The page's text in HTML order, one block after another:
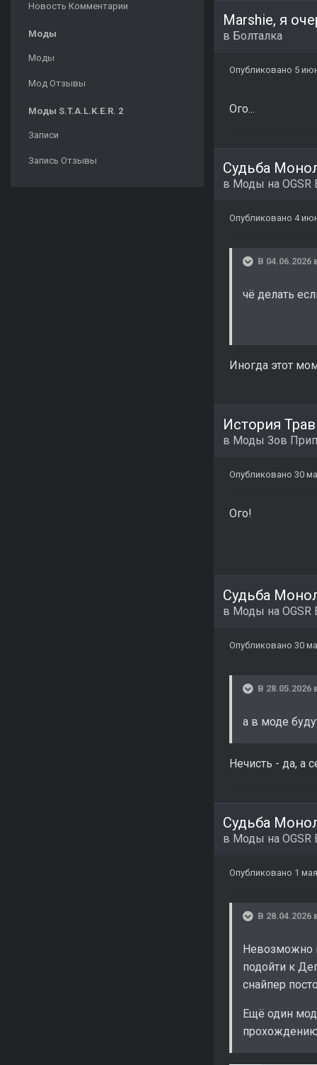
Новость Комментарии
Моды
Моды
Мод Отзывы
Моды S.T.A.L.K.E.R. 2
Записи
Запись Отзывы
Marshie, я
в Болталка
Опубликовано 5
Ого...
Судьба
в Моды на OGSR
Опубликовано 4
В 04.06.2026
чё делать
Иногда этот
История
в Моды Зов
Опубликовано 30
Ого!
Судьба
в Моды на OGSR
Опубликовано 30
В 28.05.2026
а в моде
Нечисть - да, а
Судьба
в Моды на OGSR
Опубликовано 1 мая
В 28.04.2026
Невозможно
подойти к
снайпер
Ещё один